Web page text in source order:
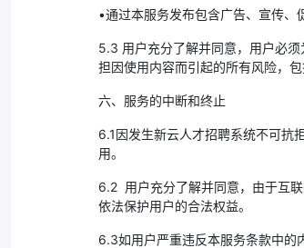
•通过本服务发布包含广告、宣传、
5.3 用户充分了解并同意，用户必
担因使用内容而引起的所有风险，
六、服务的中断和终止
6.1因发生新云人才招聘系统不可抗
用。
6.2 用户充分了解并同意，由于互
依法保护用户的合法权益。
6.3如用户严重违反本服务条款中的